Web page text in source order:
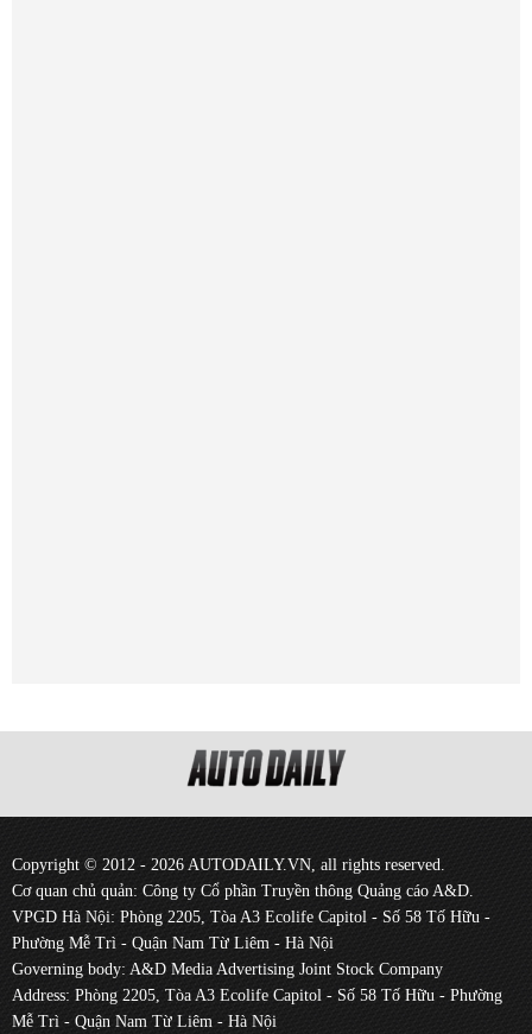
Copyright © 2012 - 2026 AUTODAILY.VN, all rights reserved.
Cơ quan chủ quản: Công ty Cổ phần Truyền thông Quảng cáo A&D.
VPGD Hà Nội: Phòng 2205, Tòa A3 Ecolife Capitol - Số 58 Tố Hữu -
Phường Mễ Trì - Quận Nam Từ Liêm - Hà Nội
Governing body: A&D Media Advertising Joint Stock Company
Address: Phòng 2205, Tòa A3 Ecolife Capitol - Số 58 Tố Hữu - Phường
Mễ Trì - Quận Nam Từ Liêm - Hà Nội